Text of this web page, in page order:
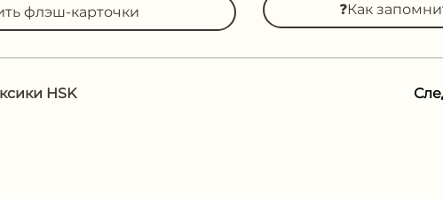
флэш-карточки ❓Как
HSK